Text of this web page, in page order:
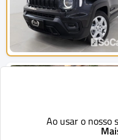
Ao usar o nosso